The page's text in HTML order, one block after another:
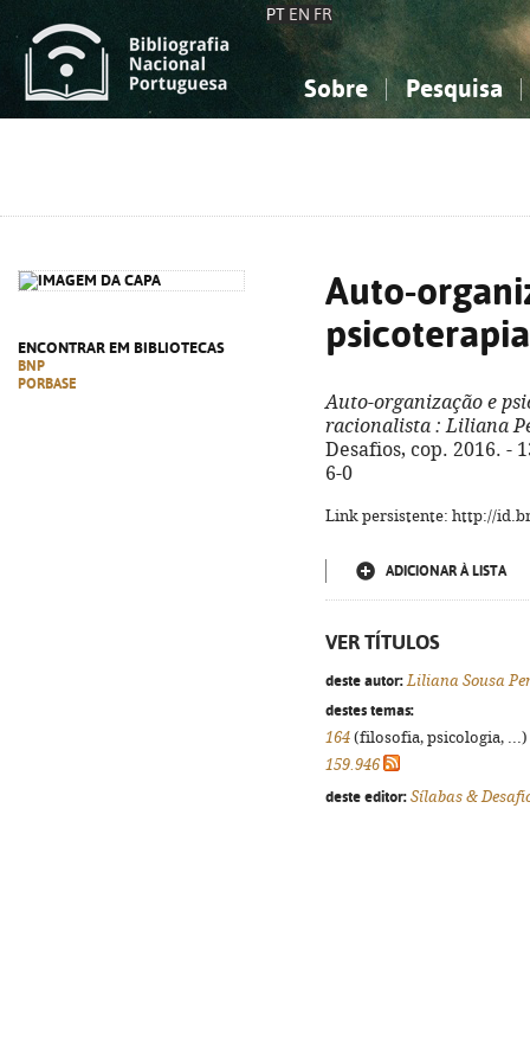
PT EN FR
Sobre Pesquisa
ENCONTRAR EM BIBLIOTECAS
BNP
PORBASE
Auto-
psicoterapia
Auto-organização e
racionalista : Liliana
Desafios, cop. 2016. -
6-0
Link persistente: http://
ADICIONAR À LISTA
VER TÍTULOS
deste autor: Liliana Sousa
destes temas:
164 (filosofia, psicologia, ...)
159.946
deste editor: Sílabas &